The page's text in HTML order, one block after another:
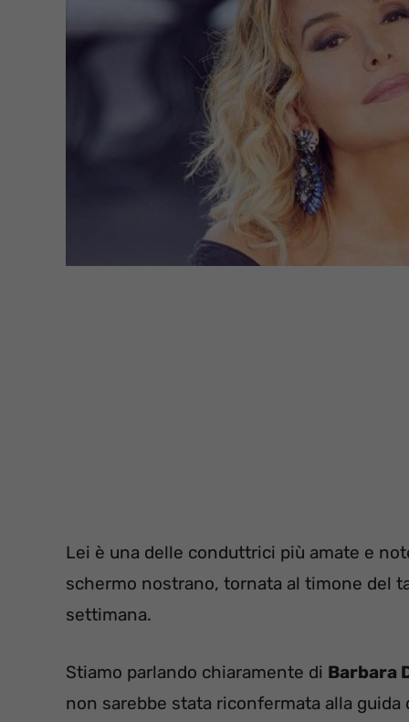
Lei è una delle conduttrici più amate e
schermo nostrano, tornata al timone del
settimana.
Stiamo parlando chiaramente di Barbara
non sarebbe stata riconfermata alla guida